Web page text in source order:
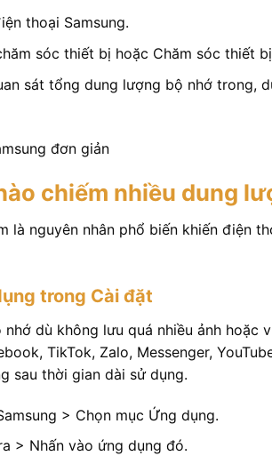
thoại Samsung.
sóc thiết bị hoặc Chăm sóc thiết
sát tổng dung lượng bộ nhớ trong,
chiếm nhiều dung
là nguyên nhân phổ biến khiến điện
trong Cài đặt
dù không lưu quá nhiều ảnh hoặc
TikTok, Zalo, Messenger,
sau thời gian dài sử dụng.
> Chọn mục Ứng dụng.
> Nhấn vào ứng dụng đó.